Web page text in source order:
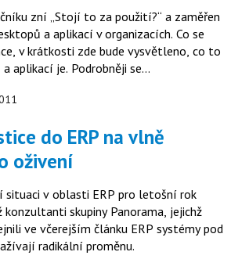
zní „Stojí to za použití?“ a zaměřen
a aplikací v organizacích. Co se
v krátkosti zde bude vysvětleno, co to
aplikací je. Podrobněji se…
oživení
situaci v oblasti ERP pro letošní rok
konzultanti skupiny Panorama, jejichž
ve včerejším článku ERP systémy pod
radikální proměnu.